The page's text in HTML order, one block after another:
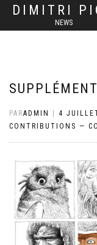
DIMITRI
NEWS
PARADMIN 4
CONTRIBUTIONS —